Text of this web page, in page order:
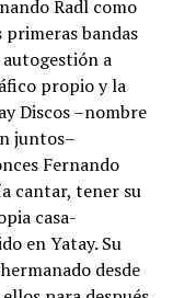
Radl como
primeras bandas
a
propio y la
Discos –nombre
juntos–
Fernando
cantar, tener su
casa-
en Yatay. Su
desde